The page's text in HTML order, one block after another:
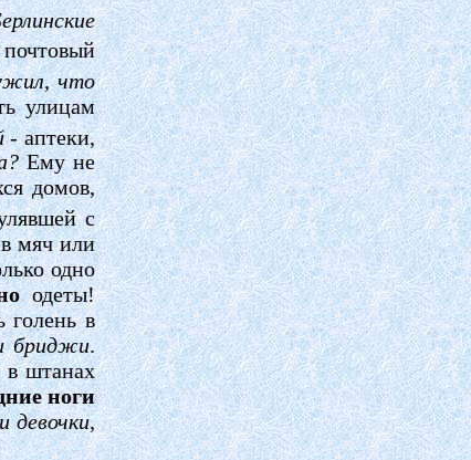
что
улицам
-аптеки,
Ему не
домов,
с
мяч или
одно
одеты!
голень в
бриджи.
в штанах
ноги
девочки,